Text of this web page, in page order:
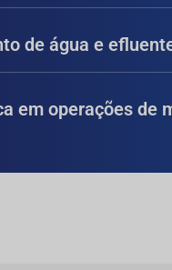
de água e
em operações de